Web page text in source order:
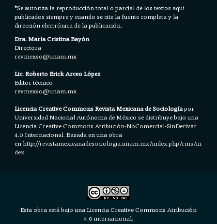
*Se autoriza la reproducción total o parcial de los textos aquí
publicados siempre y cuando se cite la fuente completa y la
dirección electrónica de la publicación.
Dra. María Cristina Bayón
Directora
revmexso@unam.mx
Lic. Roberto Erick Arceo López
Editor técnico
revmexso@unam.mx
Licencia Creative Commons Revista Mexicana de Sociologíapor
Universidad Nacional Autónoma de México se distribuye bajo una
LicenciaCreative Commons Atribución-NoComercial-SinDerivar
4.0 Internacional.Basada en una obra
en http://revistamexicanadesociologia.unam.mx/index.php/rms/in
dex
Esta obra está bajo una Licencia Creative Commons Atribución
4.0 internacional.